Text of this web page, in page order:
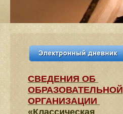
СВЕДЕНИЯ​ ОБ
ОБРАЗОВАТЕЛЬНОЙ
ОРГАНИЗАЦИИ
«Классическая